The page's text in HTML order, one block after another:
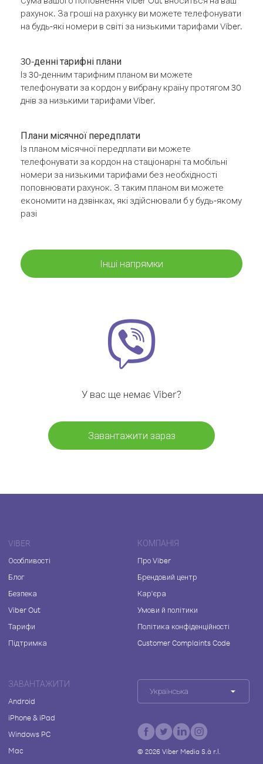
рахунок. За гроші на рахунку ви можете телефонувати
на будь-які номери в світі за низькими тарифами Viber.
30-денні тарифні плани
Із 30-денним тарифним планом ви можете
телефонувати за кордон у вибрану країну протягом 30
днів за низькими тарифами Viber.
Плани місячної передплати
Із планом місячної передплати ви можете
телефонувати за кордон на стаціонарні та мобільні
номери за низькими тарифами без необхідності
поповнювати рахунок. З таким планом ви можете
економити на дзвінках, які здійснювали б у будь-якому
разі
Інші напрямки
У вас ще немає Viber?
Завантажити зараз
VIBER
Особливості
Блог
Безпека
Viber Out
Тарифи
Підтримка
КОМПАНІЯ
Про Viber
Брендовий центр
Кар'єра
Умови й політики
Політика конфіденційності
Customer Complaints Code
ЗАВАНТАЖИТИ
Android
iPhone & iPad
Windows PC
Mac
Українська
© 2026Viber Media S.à r.l.